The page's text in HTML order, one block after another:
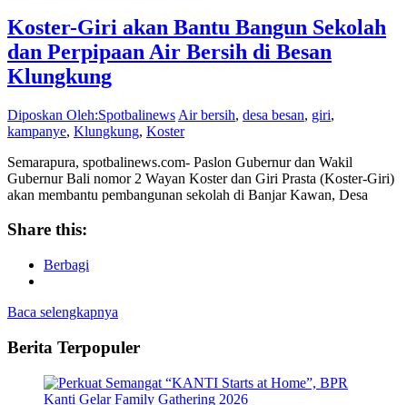
Koster-Giri akan Bantu Bangun Sekolah
dan Perpipaan Air Bersih di Besan
Klungkung
Diposkan Oleh:Spotbalinews Air bersih, desa besan, giri,
kampanye, Klungkung, Koster
Semarapura, spotbalinews.com- Paslon Gubernur dan Wakil
Gubernur Bali nomor 2 Wayan Koster dan Giri Prasta (Koster-Giri)
akan membantu pembangunan sekolah di Banjar Kawan, Desa
Share this:
Berbagi
Baca selengkapnya
Berita Terpopuler